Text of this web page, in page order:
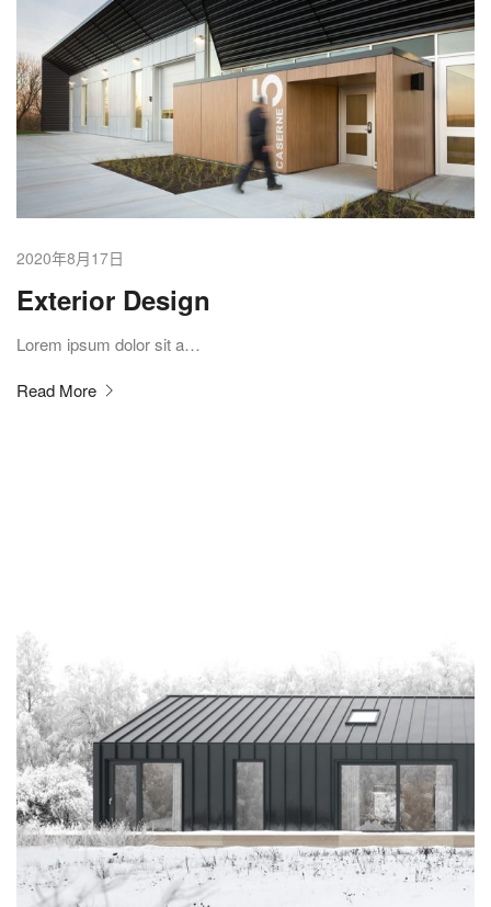
2020年8月17日
Exterior Design
Lorem ipsum dolor sit a…
Read More